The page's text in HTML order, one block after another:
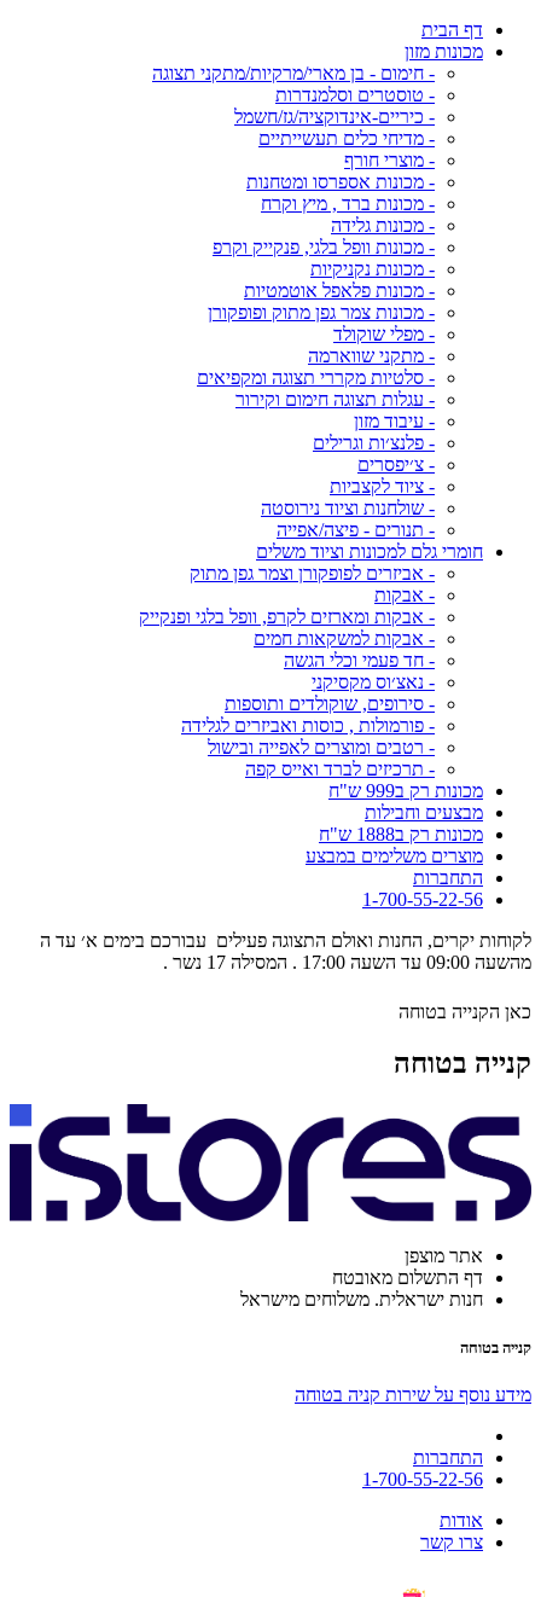
דף הבית
מכונות מזון
- חימום - בן מארי/מרקיות/מתקני תצוגה
- טוסטרים וסלמנדרות
- כיריים-אינדוקציה/גז/חשמל
- מדיחי כלים תעשייתיים
- מוצרי חורף
- מכונות אספרסו ומטחנות
- מכונות ברד , מיץ וקרח
- מכונות גלידה
- מכונות וופל בלגי, פנקייק וקרפ
- מכונות נקניקיות
- מכונות פלאפל אוטמטיות
- מכונות צמר גפן מתוק ופופקורן
- מפלי שוקולד
- מתקני שווארמה
- סלטיות מקררי תצוגה ומקפיאים
- עגלות תצוגה חימום וקירור
- עיבוד מזון
- פלנצ׳ות וגרילים
- צ׳יפסרים
- ציוד לקצביות
- שולחנות וציוד נירוסטה
- תנורים - פיצה/אפייה
חומרי גלם למכונות וציוד משלים
- אביזרים לפופקורן וצמר גפן מתוק
- אבקות
- אבקות ומארזים לקרפ, וופל בלגי ופנקייק
- אבקות למשקאות חמים
- חד פעמי וכלי הגשה
- נאצ׳וס מקסיקני
- סירופים, שוקולדים ותוספות
- פורמולות , כוסות ואביזרים לגלידה
- רטבים ומוצרים לאפייה ובישול
- תרכיזים לברד ואייס קפה
מכונות רק ב999 ש"ח
מבצעים וחבילות
מכונות רק ב1888 ש"ח
מוצרים משלימים במבצע
התחברות
1-700-55-22-56
לקוחות יקרים, החנות ואולם התצוגה פעילים עבורכם בימים א׳ עד ה
מהשעה 09:00 עד השעה 17:00 . המסילה 17 נשר .
כאן הקנייה בטוחה
קנייה בטוחה
אתר מוצפן
דף התשלום מאובטח
חנות ישראלית. משלוחים מישראל
קנייה בטוחה
מידע נוסף על שירות קניה בטוחה
התחברות
1-700-55-22-56
אודות
צרו קשר